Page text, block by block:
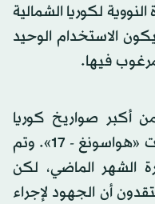
لكوريا الشمالية
الاستخدام الوحيد
فيها.
أكبر صواريخ كوريا
الشمالية الباليستية العابرة للقارات «هواسونغ - 17». وتم
الشهر الماضي، لكن
أن الجهود لإجراء